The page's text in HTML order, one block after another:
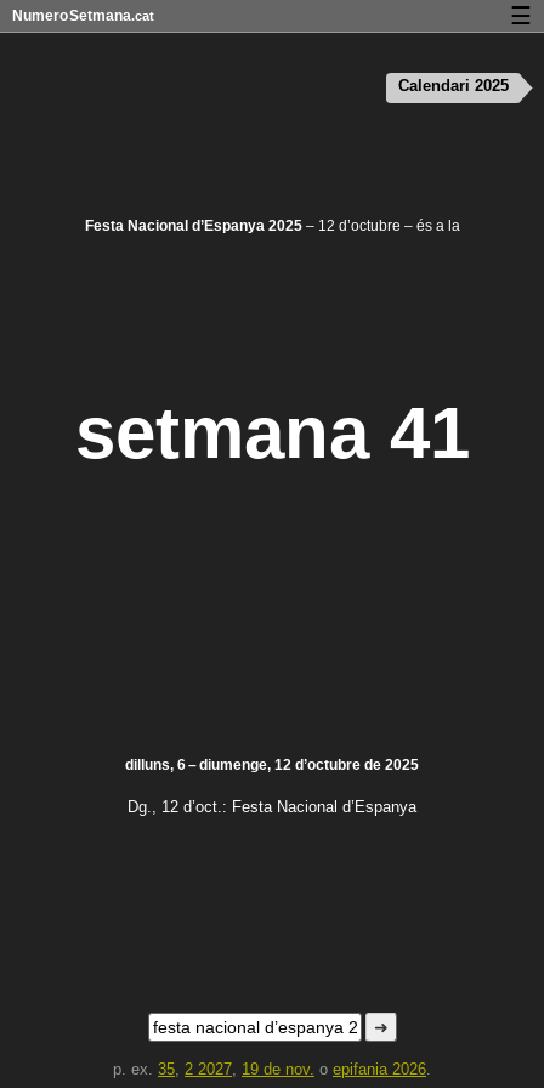
Festa Nacional d’Espanya 2025– 12 d’octubre – és a la
setmana 41
dilluns, 6 – diumenge, 12 d’octubre de 2025
Dg., 12 d’oct.: Festa Nacional d’Espanya
➜
p. ex. 35, 2 2027, 19 de nov. o epifania 2026.
Calendari 2025
NumeroSetmana.cat ☰